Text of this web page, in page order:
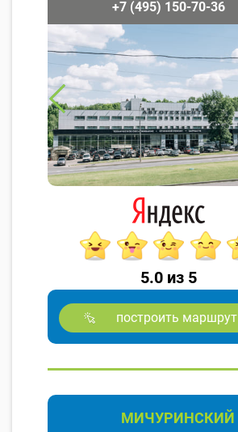
+7 (495) 150-70-36
5.0 из 5
построить маршрут
МИЧУРИНСКИЙ